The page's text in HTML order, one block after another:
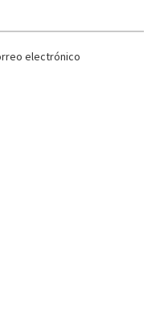
electrónico